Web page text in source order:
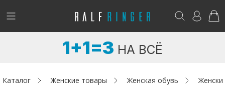
!
Женщинам
Возникли вопросы? - club@ralf.ru
1+1=3 НА ВСЁ
Каталог Женские товары Женская обувь